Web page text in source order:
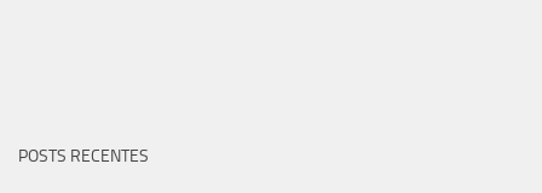
POSTS RECENTES